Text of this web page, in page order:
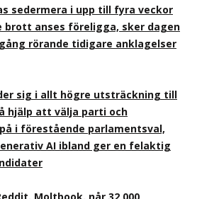
sedermera i upp till fyra veckor
anses föreligga, sker dagen
rörande tidigare anklagelser
sig i allt högre utsträckning till
hjälp att välja parti och
i förestående parlamentsval,
AI ibland ger en felaktig